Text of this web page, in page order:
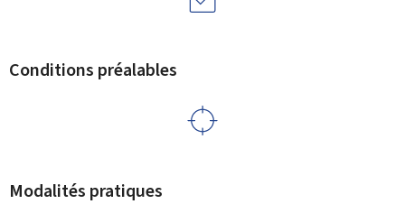
Conditions préalables
Modalités pratiques